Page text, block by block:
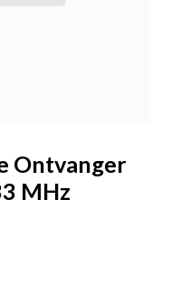
Ontvanger
MHz